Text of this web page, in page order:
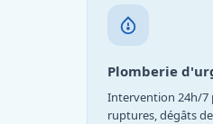
Plomberie
Intervention 24h/7
ruptures, dégâts